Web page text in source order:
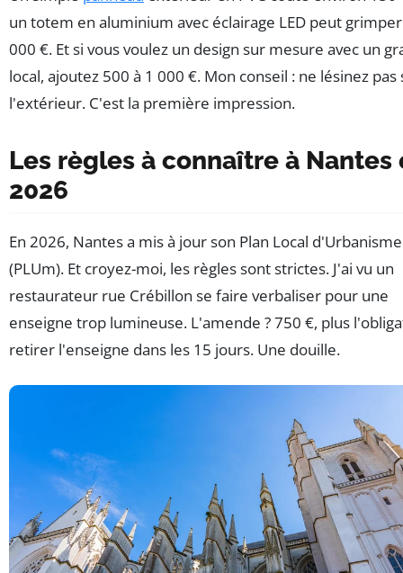
un totem en aluminium avec éclairage LED peut
000 €. Et si vous voulez un design sur mesure avec un
local, ajoutez 500 à 1 000 €. Mon conseil : ne lésinez pas
l'extérieur. C'est la première impression.
Les règles à connaître à Nantes
2026
En 2026, Nantes a mis à jour son Plan Local d'Urbanisme
(PLUm). Et croyez-moi, les règles sont strictes. J'ai vu un
restaurateur rue Crébillon se faire verbaliser pour une
enseigne trop lumineuse. L'amende ? 750 €, plus
retirer l'enseigne dans les 15 jours. Une douille.